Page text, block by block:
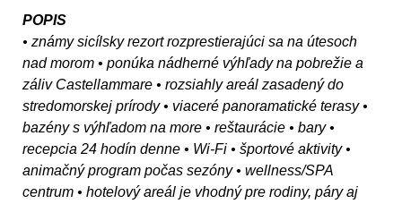
POPIS
• známy sicílsky rezort rozprestierajúci sa na útesoch
nad morom • ponúka nádherné výhľady na pobrežie a
záliv Castellammare • rozsiahly areál zasadený do
stredomorskej prírody • viaceré panoramatické terasy •
bazény s výhľadom na more • reštaurácie • bary •
recepcia 24 hodín denne • Wi-Fi • športové aktivity •
animačný program počas sezóny • wellness/SPA
centrum • hotelový areál je vhodný pre rodiny, páry aj